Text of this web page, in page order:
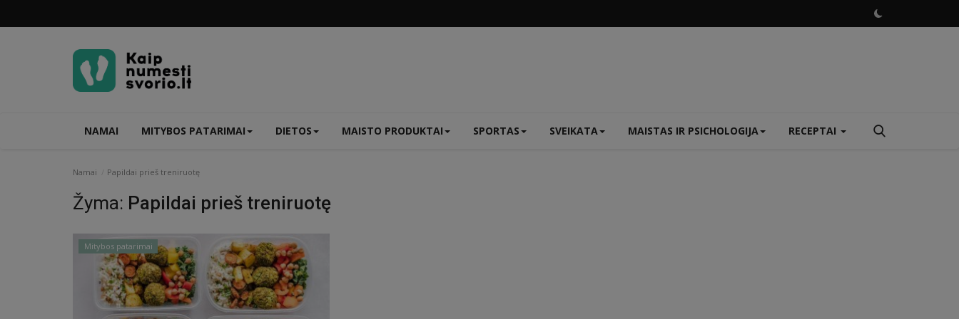
NAMAI MITYBOS PATARIMAI DIETOS MAISTO PRODUKTAI SPORTAS SVEIKATA MAISTAS IR PSICHOLOGIJA RECEPTAI
Namai Papildai prieš treniruotę
Žyma: Papildai prieš treniruotę
Mitybos patarimai